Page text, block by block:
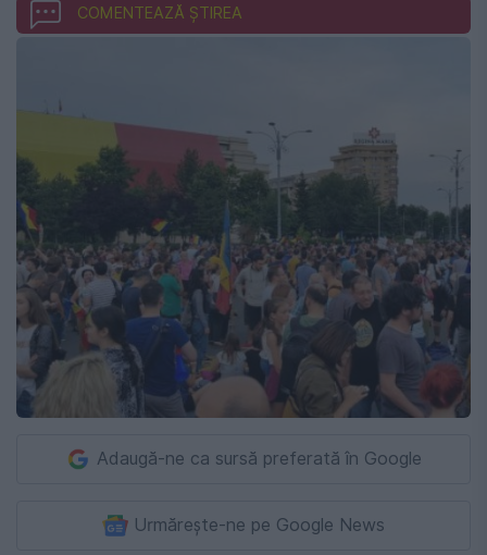
COMENTEAZĂ ȘTIREA
Adaugă-ne ca sursă preferată în Google
Urmărește-ne pe Google News